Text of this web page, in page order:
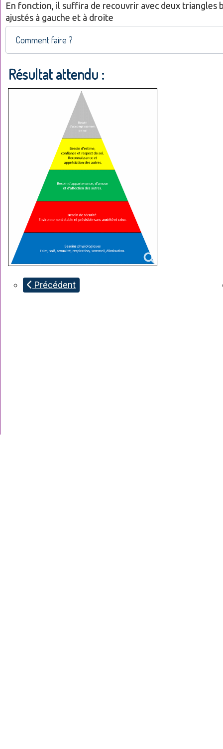
En fonction, il suffira de recouvrir avec deux triangles
ajustés à gauche et à droite
Comment faire ?
Résultat attendu :
Précédent